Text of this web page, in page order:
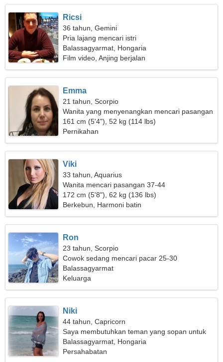
Ricsi
36 tahun, Gemini
Pria lajang mencari istri
Balassagyarmat, Hongaria
Film video, Anjing berjalan
Emma
21 tahun, Scorpio
Wanita yang menyenangkan mencari pasangan
161 cm (5'4"), 52 kg (114 lbs)
Pernikahan
Viki
33 tahun, Aquarius
Wanita mencari pasangan 37-44
172 cm (5'8"), 62 kg (136 lbs)
Berkebun, Harmoni batin
Ron
23 tahun, Scorpio
Cowok sedang mencari pacar 25-30
Balassagyarmat
Keluarga
Niki
44 tahun, Capricorn
Saya membutuhkan teman yang sopan untuk
pergi berkemah bersama
Balassagyarmat, Hongaria
Persahabatan